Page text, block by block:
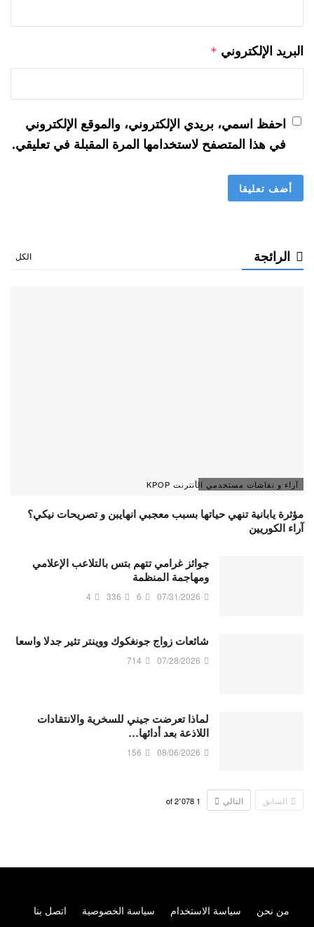
البريد الإلكتروني *
احفظ اسمي، بريدي الإلكتروني، والموقع الإلكتروني
في هذا المتصفح لاستخدامها المرة المقبلة في تعليقي.
الرائجة الكل
آراء و نقاشات مستخدمي الأنترنت KPOP
مؤثرة يابانية تنهي حياتها بسبب معجبي انهايبن و تصريحات نيكي؟
آراء الكوريين
جوائز غرامي تتهم بتس بالتلاعب الإعلامي
ومهاجمة المنظمة
07/31/2026
6
336
4
شائعات زواج جونغكوك ووينتر تثير جدلا واسعا
07/28/2026
714
لماذا تعرضت جيني للسخرية والانتقادات
اللاذعة بعد أدائها…
08/06/2026
156
السابق التالي 1 2٬078
من نحن سياسة الاستخدام سياسة الخصوصية اتصل بنا